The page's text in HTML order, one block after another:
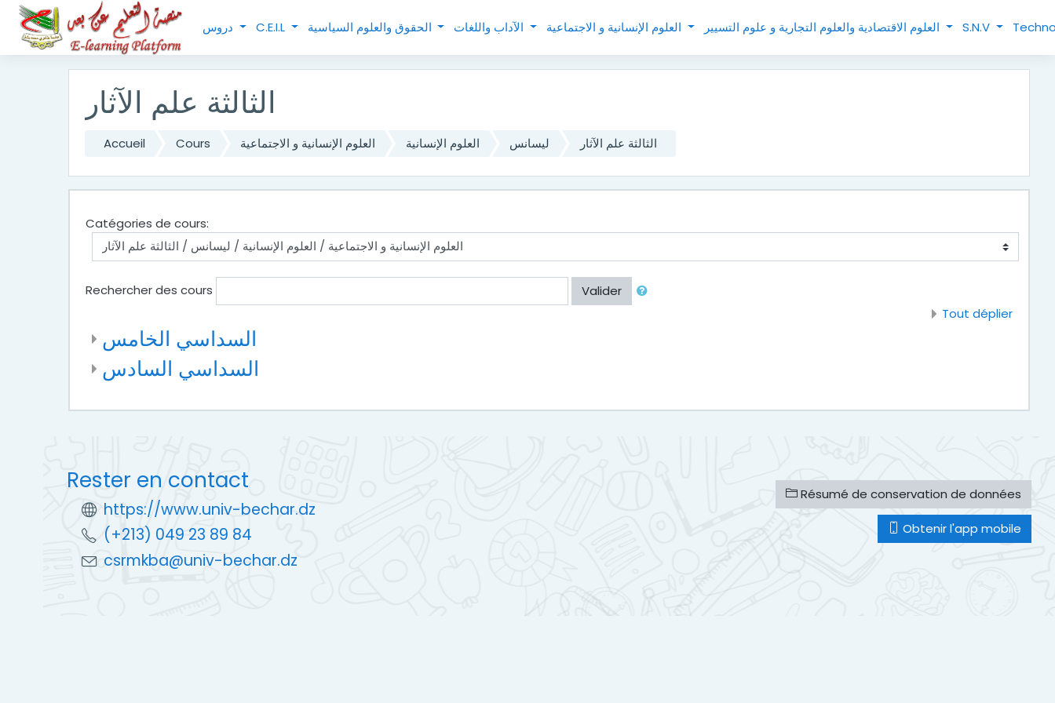
C.E.I.L S.N.V
Passer au contenu principal
الثالثة علم الآثار
Accueil Cours العلوم الإنسانية و الاجتماعية العلوم الإنسانية ليسانس الثالثة علم الآثار
Catégories de cours:
Rechercher des cours
Valider
Tout déplier
السداسي الخامس
السداسي السادس
Rester en contact
https://www.univ-bechar.dz
(+213) 049 23 89 84
csrmkba@univ-bechar.dz
Résumé de conservation de données
Obtenir l'app mobile